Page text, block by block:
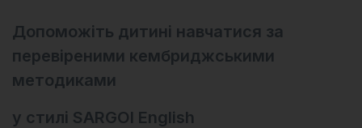
Допоможіть дитині навчатися за
перевіреними кембриджськими
методиками
у стилі SARGOI English